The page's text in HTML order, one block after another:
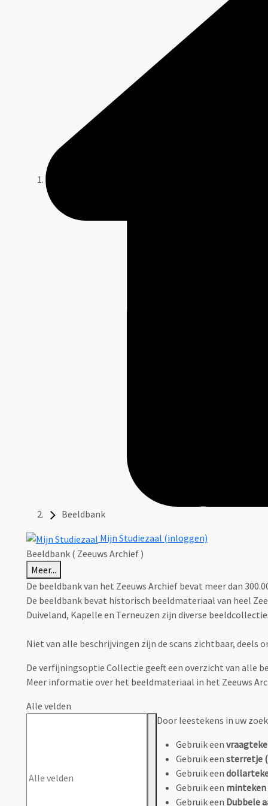
Beeldbank
Mijn Studiezaal (inloggen)
Beeldbank ( Zeeuws Archief )
Meer...
De beeldbank van het Zeeuws Archief bevat meer dan
De beeldbank bevat historisch beeldmateriaal van heel
Duiveland, Kapelle en Terneuzen zijn diverse
Niet van alle beschrijvingen zijn de scans zichtbaar,
De verfijningsoptie Collectie geeft een overzicht van alle
Meer informatie over het beeldmateriaal in het Zeeuws
Alle velden
Door leestekens in uw
Gebruik een
Gebruik een sterretje
Gebruik een
Gebruik een minteken
Gebruik een Dubbele